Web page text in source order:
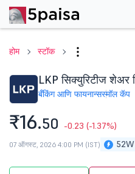
होम स्टॉक
LKP सिक्युरिटीज शेअर
बँकिंग आणि फायनान्सस्मॉल कॅप
₹16.50 -0.23 (-1.37%)
07 ऑगस्ट, 2026 4:00 PM (IST)
परफॉर्मन्सफायनान्शियल्स